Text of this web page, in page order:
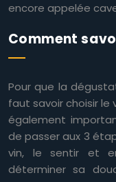
encore appelée
Comment
Pour que la
faut savoir choisir le
également
de passer aux 3
vin, le sentir et
déterminer sa